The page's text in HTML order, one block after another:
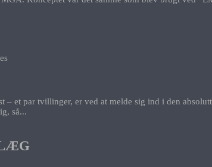
– et par tvillinger, er ved at melde sig ind i den
så...